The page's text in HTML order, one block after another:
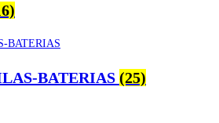
BATERIAS (25)